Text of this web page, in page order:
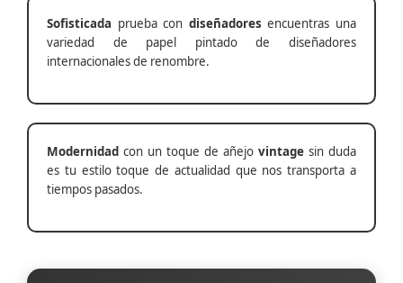
Sofisticada prueba con diseñadores encuentras una
variedad de papel pintado de diseñadores
internacionales de renombre.
Modernidad con un toque de añejo vintage sin duda
es tu estilo toque de actualidad que nos transporta a
tiempos pasados.